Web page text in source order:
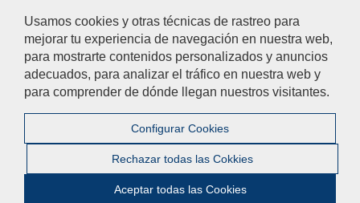
Usamos cookies y otras técnicas de rastreo para
mejorar tu experiencia de navegación en nuestra web,
para mostrarte contenidos personalizados y anuncios
adecuados, para analizar el tráfico en nuestra web y
para comprender de dónde llegan nuestros visitantes.
Configurar Cookies
Rechazar todas las Cokkies
Aceptar todas las Cookies
© 2026 Universidad Pablo de Olavide
Aviso Legal y Política de Privacidad
| Mapa web
Ir a Facebook
Ir a Twitter
Ir a Instagram
Ir a Linkedin
Ir aIr aIr a